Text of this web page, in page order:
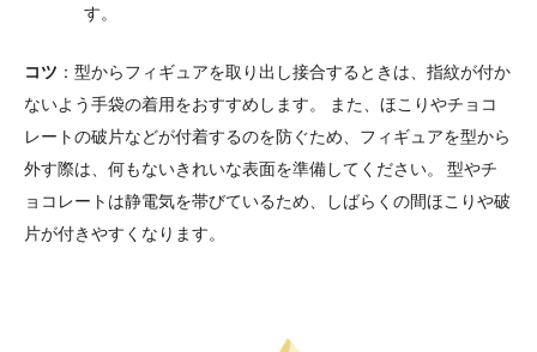
す。
コツ ：型からフィギュアを取り出し接合するときは、指紋が付か
ないよう手袋の着用をおすすめします。 また、ほこりやチョコ
レートの破片などが付着するのを防ぐため、フィギュアを型から
外す際は、何もないきれいな表面を準備してください。 型やチ
ョコレートは静電気を帯びているため、しばらくの間ほこりや破
片が付きやすくなります。